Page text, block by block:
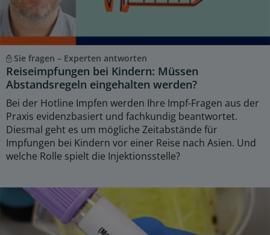
Sie fragen – Experten antworten
Reiseimpfungen bei Kindern: Müssen
Abstandsregeln eingehalten werden?
Bei der Hotline Impfen werden Ihre Impf-Fragen aus der
Praxis evidenzbasiert und fachkundig beantwortet.
Diesmal geht es um mögliche Zeitabstände für
Impfungen bei Kindern vor einer Reise nach Asien. Und
welche Rolle spielt die Injektionsstelle?